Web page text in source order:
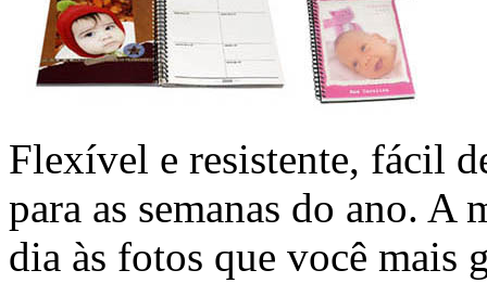
Flexível e resistente, fácil
para as semanas do ano.
dia às fotos que você mais